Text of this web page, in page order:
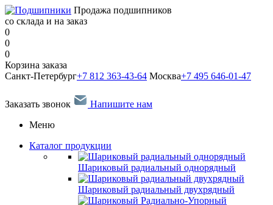
Продажа подшипников
со склада и на заказ
0
0
0
Корзина заказа
Санкт-Петербург+7 812 363-43-64 Москва+7 495 646-01-47
Заказать звонок
Напишите нам
Меню
Каталог продукции
Шариковый радиальный однорядный
Шариковый радиальный двухрядный